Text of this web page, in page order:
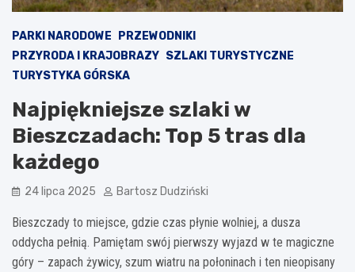
PARKI NARODOWE
PRZEWODNIKI
PRZYRODA I KRAJOBRAZY SZLAKI TURYSTYCZNE
TURYSTYKA GÓRSKA
Najpiękniejsze szlaki w
Bieszczadach: Top 5 tras dla
każdego
24 lipca 2025 Bartosz Dudziński
Bieszczady to miejsce, gdzie czas płynie wolniej, a dusza
oddycha pełnią. Pamiętam swój pierwszy wyjazd w te magiczne
góry – zapach żywicy, szum wiatru na połoninach i ten nieopisany